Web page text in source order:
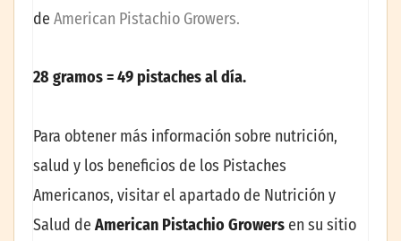
de American Pistachio Growers.
28 gramos = 49 pistaches al día.
Para obtener más información sobre nutrición,
salud y los beneficios de los Pistaches
Americanos, visitar el apartado de Nutrición y
Salud de American Pistachio Growers en su sitio